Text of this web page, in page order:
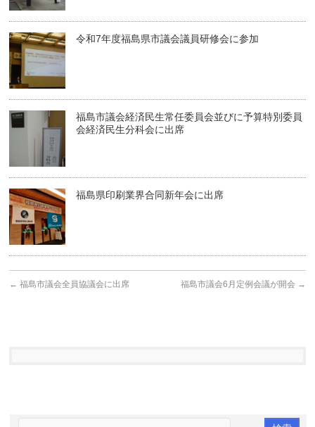
令和7年度福島県市議会議員研修会に参加
福島市議会経済民生常任委員会並びに予算特別委員
会経済民生分科会に出席
福島県印刷業界合同新年会に出席
← 福島市議会全員協議会に出席 福島市議会6月定例会議が開会 →